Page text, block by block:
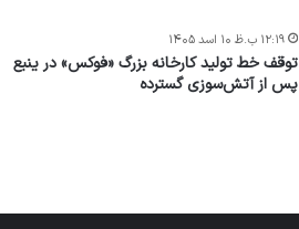
توقف خط تولید کارخانه بزرگ «فوکس» در ینبع
پس از آتش‌سوزی گسترده
۱۲:۱۹ ب.ظ ۱۰ اسد ۱۴۰۵